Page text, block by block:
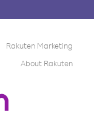
Rakuten Marketing
About Rakuten